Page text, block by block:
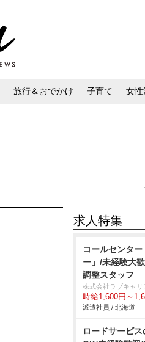
旅行＆おでかけ 子育て 女性
求人特集
コールセンタ
ー」/未経験大
調整スタッフ
株式会社ラブキャリ
時給1,600円～
派遣社員 / 北海道
ロードサービ